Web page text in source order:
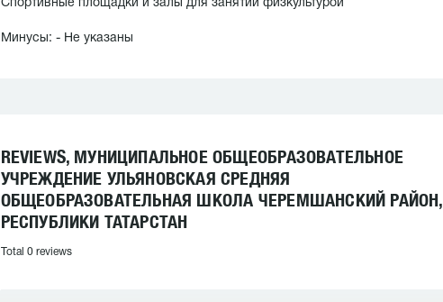
Спортивные площадки и залы для занятий физкультурой
Минусы: - Не указаны
REVIEWS, МУНИЦИПАЛЬНОЕ ОБЩЕОБРАЗОВАТЕЛЬНОЕ
УЧРЕЖДЕНИЕ УЛЬЯНОВСКАЯ СРЕДНЯЯ
ОБЩЕОБРАЗОВАТЕЛЬНАЯ ШКОЛА ЧЕРЕМШАНСКИЙ РАЙОН,
РЕСПУБЛИКИ ТАТАРСТАН
Total 0 reviews